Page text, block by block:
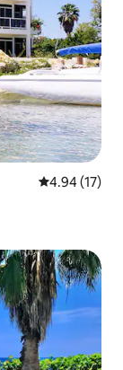
Calificación
4.94 (17)